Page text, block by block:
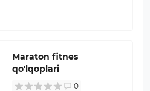
Maraton fitnes
qo'lqoplari
0